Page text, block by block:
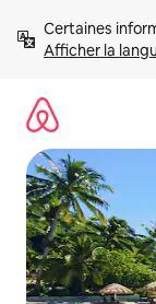
directement
Afficher la